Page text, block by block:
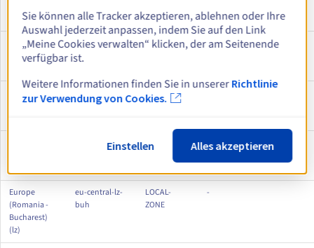
Europe
(Norway -
eu-north-lz-
osl
LOCAL-
-
(Poland -
eu-central-
waw
1-AZ
eu-south-lz-lis
LOCAL-
-
Europe
(Romania -
Bucharest)
(lz)
eu-central-lz-
buh
LOCAL-
ZONE
-
Sie können alle Tracker akzeptieren, ablehnen oder Ihre
Auswahl jederzeit anpassen, indem Sie auf den Link
„Meine Cookies verwalten“ klicken, der am Seitenende
verfügbar ist.
Weitere Informationen finden Sie in unserer Richtlinie
zur Verwendung von Cookies.
Einstellen Alles akzeptieren